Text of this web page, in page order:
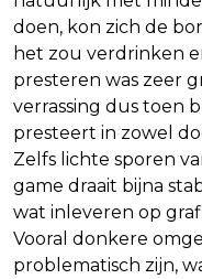
doen, kon zich de
het zou verdrinken
presteren was zeer
verrassing dus toen
presteert in zowel
Zelfs lichte sporen
game draait bijna
wat inleveren op
Vooral donkere
problematisch zijn,